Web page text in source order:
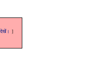
देखें।